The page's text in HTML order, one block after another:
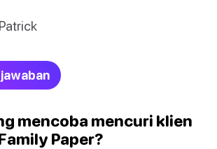
mencoba mencuri klien
Paper?